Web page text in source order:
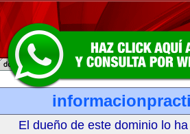
El dueño de este dominio lo